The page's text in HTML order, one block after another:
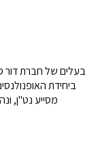
ביחידת
מסייע נט"ן,